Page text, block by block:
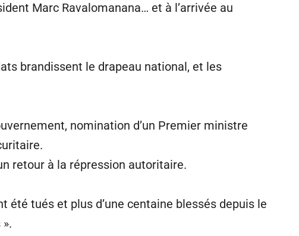
Marc Ravalomanana… et à l’arrivée au
brandissent le drapeau national, et les
nomination d’un Premier ministre
retour à la répression autoritaire.
été tués et plus d’une centaine blessés depuis le